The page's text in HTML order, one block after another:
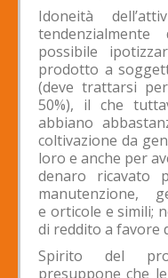
Idoneità
possibile
prodotto a
(deve trattarsi
50%), il che
abbiano
coltivazione da
loro e anche per
denaro ricavato
manutenzione,
e orticole e simili;
di reddito a favore
Spirito del
presuppone che